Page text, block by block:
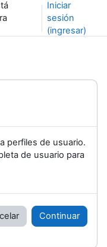
Iniciar
sesión
(ingresar)
perfiles de usuario.
de usuario para
Continuar